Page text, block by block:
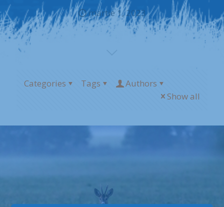
martie 1, 2023
Categories Tags
Authors
Show all